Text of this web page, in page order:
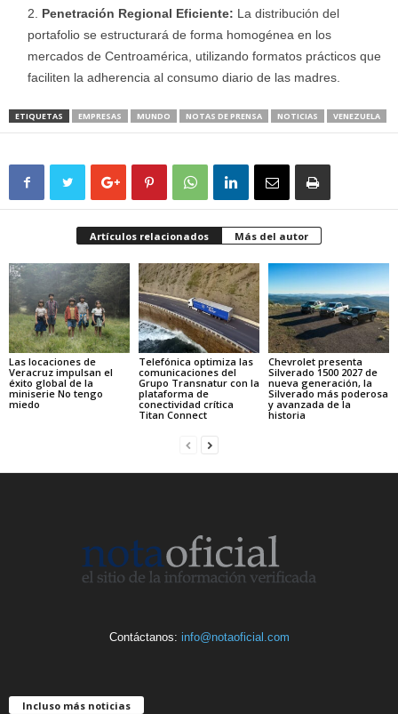
Penetración Regional Eficiente: La distribución del
portafolio se estructurará de forma homogénea en los
mercados de Centroamérica, utilizando formatos prácticos que
faciliten la adherencia al consumo diario de las madres.
ETIQUETAS EMPRESAS MUNDO NOTAS DE PRENSA NOTICIAS VENEZUELA
Artículos relacionados Más del autor
Las locaciones de
Veracruz impulsan el
éxito global de la
miniserie No tengo
miedo
Telefónica optimiza las
comunicaciones del
Grupo Transnatur con la
plataforma de
conectividad crítica
Titan Connect
Chevrolet presenta
Silverado 1500 2027 de
nueva generación, la
Silverado más poderosa
y avanzada de la
historia
Contáctanos: info@notaoficial.com
Incluso más noticias